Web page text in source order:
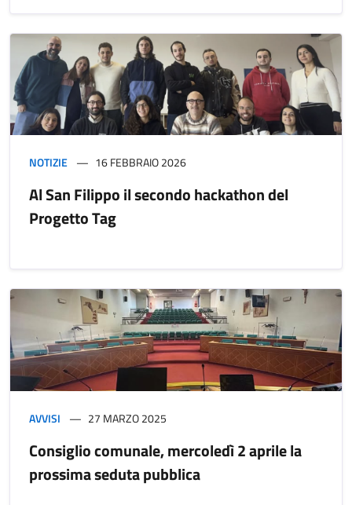
NOTIZIE 16 FEBBRAIO 2026
Al San Filippo il secondo hackathon del
Progetto Tag
AVVISI 27 MARZO 2025
Consiglio comunale, mercoledì 2 aprile la
prossima seduta pubblica